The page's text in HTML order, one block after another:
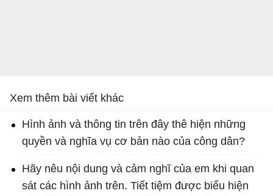
Xem thêm bài viết khác
Hình ảnh và thông tin trên đây thê hiện những
quyền và nghĩa vụ cơ bản nào của công dân?
Hãy nêu nội dung và cảm nghĩ của em khi quan
sát các hình ảnh trên. Tiết tiệm được biểu hiện